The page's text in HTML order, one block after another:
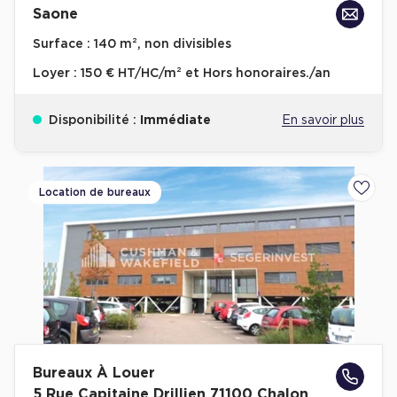
Achat de Bureaux à Rennes
Collections de Bureaux
Immeuble indépendant
Immeuble de bureaux avec services
Location bureaux Bellecour - Cordeliers (Lyon)
Haussmanniens
Location d'Entrepôts / Activités
Location d'Entrepôts / Activités à Saint-Priest
Saone
Surface : 140 m², non divisibles
Loyer : 150 € HT/HC/m² et Hors honoraires./an
Disponibilité : Immédiate En savoir plus
Location de bureaux
Bureaux À Louer